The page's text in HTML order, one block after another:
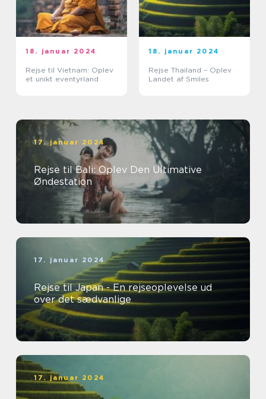
18. januar 2024
Rejse til Vietnam: Oplev
et unikt eventyrland
18. januar 2024
Rejse Thailand – Oplev
Landet af Smiles
17. januar 2024
Rejse til Bali: Oplev Den Ultimative
Øndestation
17. januar 2024
Rejse til Japan - En rejseoplevelse ud
over det sædvanlige
17. januar 2024